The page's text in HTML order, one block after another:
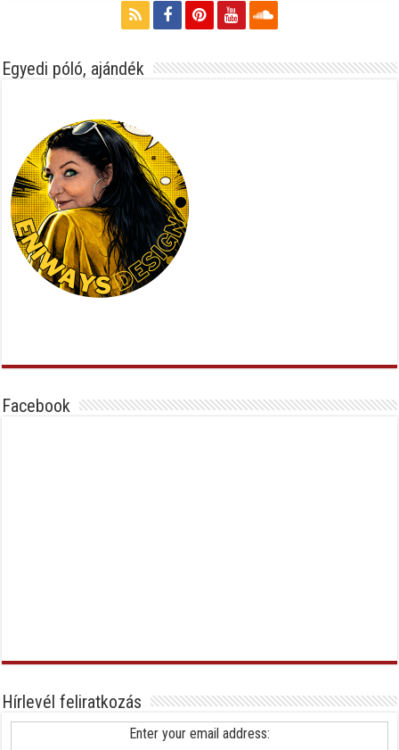
Egyedi póló, ajándék
Facebook
Hírlevél feliratkozás
Enter your email address: